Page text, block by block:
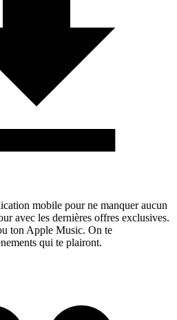
mobile pour ne manquer aucun
avec les dernières offres exclusives.
ton Apple Music. On te
qui te plairont.